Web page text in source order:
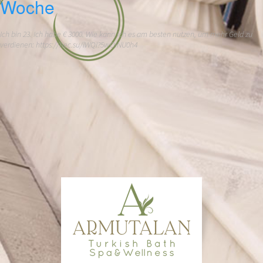
Woche
Ich bin 23. Ich habe € 3000. Wie kann ich es am besten nutzen, um mehr Geld zu
verdienen: https://hec.su/lWQI?5wOiNU0h4